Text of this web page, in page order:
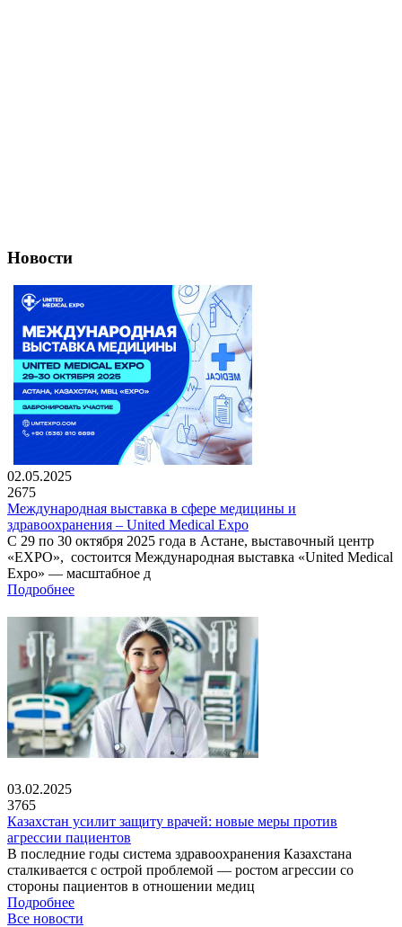
Новости
02.05.2025
2675
Международная выставка в сфере медицины и
здравоохранения – United Medical Expo
С 29 по 30 октября 2025 года в Астане, выставочный центр
«EXPO», состоится Международная выставка «United Medical
Expo» — масштабное д
Подробнее
03.02.2025
3765
Казахстан усилит защиту врачей: новые меры против
агрессии пациентов
В последние годы система здравоохранения Казахстана
сталкивается с острой проблемой — ростом агрессии со
стороны пациентов в отношении медиц
Подробнее
Все новости